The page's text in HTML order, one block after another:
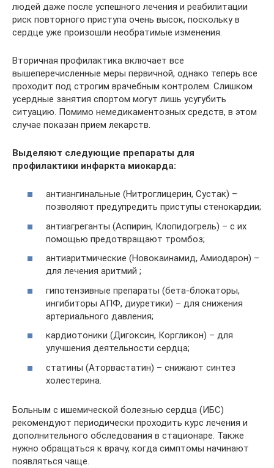
людей даже после успешного лечения и реабилитации
риск повторного приступа очень высок, поскольку в
сердце уже произошли необратимые изменения.
Вторичная профилактика включает все
вышеперечисленные меры первичной, однако теперь все
проходит под строгим врачебным контролем. Слишком
усердные занятия спортом могут лишь усугубить
ситуацию. Помимо немедикаментозных средств, в этом
случае показан прием лекарств.
Выделяют следующие препараты для
профилактики инфаркта миокарда:
антиангинальные (Нитроглицерин, Сустак) –
позволяют предупредить приступы стенокардии;
антиагреганты (Аспирин, Клопидогрель) – с их
помощью предотвращают тромбоз;
антиаритмические (Новокаинамид, Амиодарон) –
для лечения аритмий ;
гипотензивные препараты (бета-блокаторы,
ингибиторы АПФ, диуретики) – для снижения
артериального давления;
кардиотоники (Дигоксин, Коргликон) – для
улучшения деятельности сердца;
статины (Аторвастатин) – снижают синтез
холестерина.
Больным с ишемической болезнью сердца (ИБС)
рекомендуют периодически проходить курс лечения и
дополнительного обследования в стационаре. Также
нужно обращаться к врачу, когда симптомы начинают
появляться чаще.